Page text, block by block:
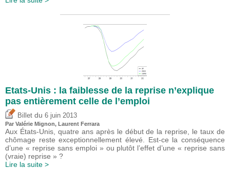
Etats-Unis : la faiblesse de la reprise n’explique
pas entièrement celle de l’emploi
Billet du 6 juin 2013
Par Valérie Mignon, Laurent Ferrara
Aux États-Unis, quatre ans après le début de la reprise, le taux de
chômage reste exceptionnellement élevé. Est-ce la conséquence
d’une « reprise sans emploi » ou plutôt l’effet d’une « reprise sans
(vraie) reprise » ?
Lire la suite >